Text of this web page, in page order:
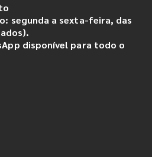
segunda a sexta-feira, das
disponível para todo o